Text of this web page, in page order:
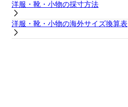
洋服・靴・小物の採寸方法
洋服・靴・小物の海外サイズ換算表